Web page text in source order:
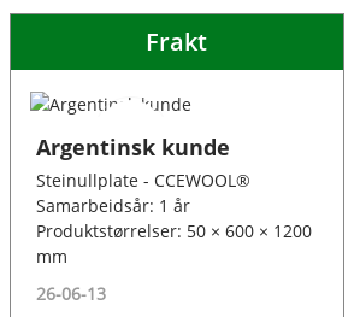
Frakt
Argentinsk kunde
Steinullplate - CCEWOOL®
Samarbeidsår: 1 år
Produktstørrelser: 50 × 600 × 1200
mm
26-06-13